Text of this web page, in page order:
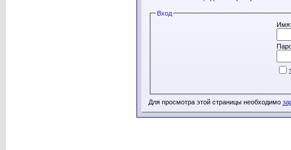
Вход
Имя:
Для просмотра этой страницы необходимо